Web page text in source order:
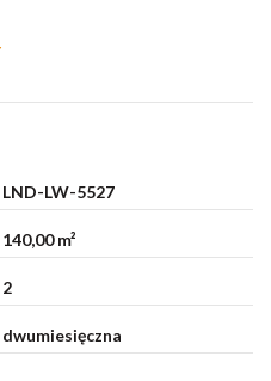
LND-LW-5527
140,00 m²
2
dwumiesięczna